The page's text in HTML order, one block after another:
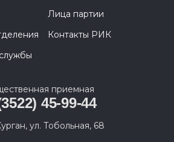
Лица партии
Контакты РИК
приемная
45-99-44
ул. Тобольная, 68